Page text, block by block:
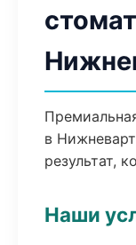
в
результат,
Наши